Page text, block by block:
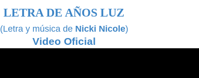
LETRA DE AÑOS LUZ
(Letra y música de Nicki Nicole)
Video Oficial